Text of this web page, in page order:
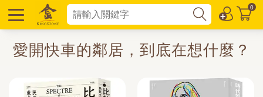
0
愛開快車的鄰居，到底在想什麼？